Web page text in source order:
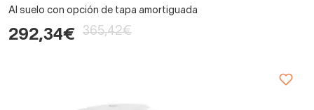
Al suelo con opción de tapa amortiguada
292,34€ 365,42€